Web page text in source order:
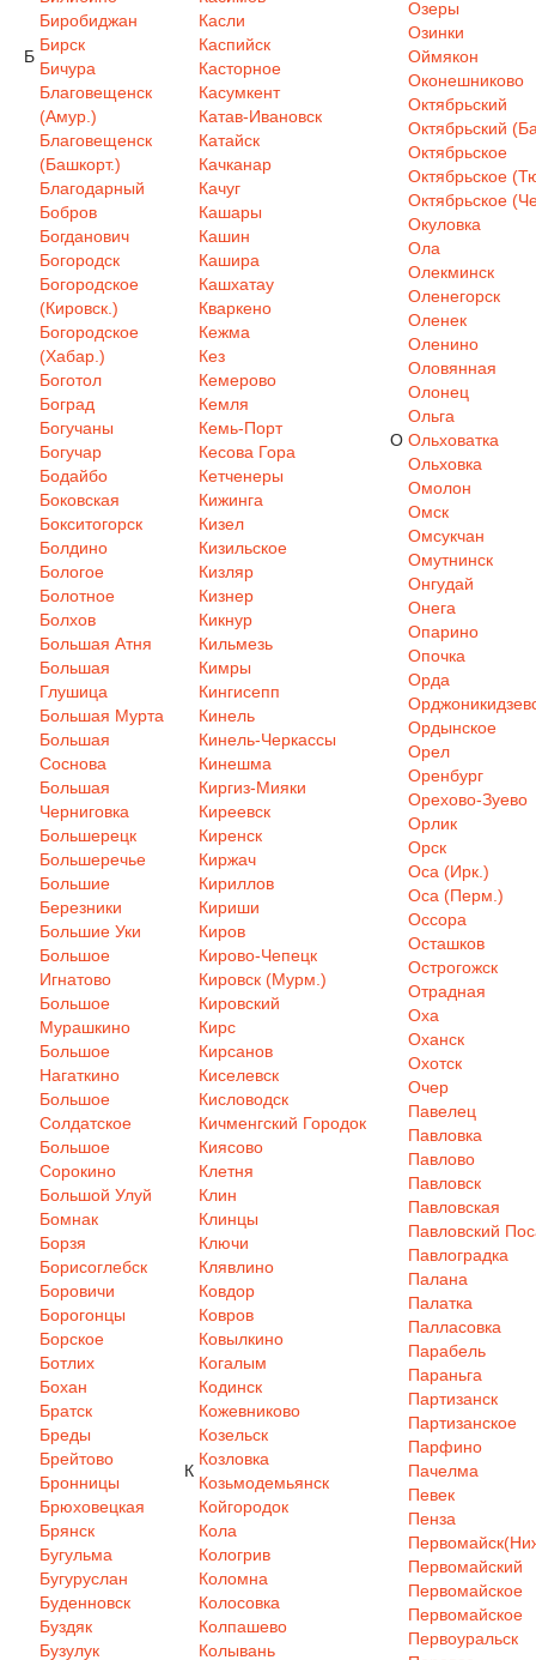
Б
Биробиджан
Бирск
Бичура
Благовещенск
(Амур.)
Благовещенск
(Башкорт.)
Благодарный
Бобров
Богданович
Богородск
Богородское
(Кировск.)
Богородское
(Хабар.)
Боготол
Боград
Богучаны
Богучар
Бодайбо
Боковская
Бокситогорск
Болдино
Бологое
Болотное
Болхов
Большая Атня
Большая
Глушица
Большая Мурта
Большая
Соснова
Большая
Черниговка
Большерецк
Большеречье
Большие
Березники
Большие Уки
Большое
Игнатово
Большое
Мурашкино
Большое
Нагаткино
Большое
Солдатское
Большое
Сорокино
Большой Улуй
Бомнак
Борзя
Борисоглебск
Боровичи
Борогонцы
Борское
Ботлих
Бохан
Братск
Бреды
Брейтово
Бронницы
Брюховецкая
Брянск
Бугульма
Бугуруслан
Буденновск
Буздяк
Бузулук
К
Касли
Каспийск
Касторное
Касумкент
Катав-Ивановск
Катайск
Качканар
Качуг
Кашары
Кашин
Кашира
Кашхатау
Кваркено
Кежма
Кез
Кемерово
Кемля
Кемь-Порт
Кесова Гора
Кетченеры
Кижинга
Кизел
Кизильское
Кизляр
Кизнер
Кикнур
Кильмезь
Кимры
Кингисепп
Кинель
Кинель-Черкассы
Кинешма
Киргиз-Мияки
Киреевск
Киренск
Киржач
Кириллов
Кириши
Киров
Кирово-Чепецк
Кировск (Мурм.)
Кировский
Кирс
Кирсанов
Киселевск
Кисловодск
Кичменгский Городок
Киясово
Клетня
Клин
Клинцы
Ключи
Клявлино
Ковдор
Ковров
Ковылкино
Когалым
Кодинск
Кожевниково
Козельск
Козловка
Козьмодемьянск
Койгородок
Кола
Кологрив
Коломна
Колосовка
Колпашево
Колывань
О
Озеры
Озинки
Оймякон
Оконешниково
Октябрьский
Октябрьский
Октябрьское
Октябрьское
Октябрьское
Окуловка
Ола
Олекминск
Оленегорск
Оленек
Оленино
Оловянная
Олонец
Ольга
Ольховатка
Ольховка
Омолон
Омск
Омсукчан
Омутнинск
Онгудай
Онега
Опарино
Опочка
Орда
Ордынское
Орел
Оренбург
Орехово-Зуево
Орлик
Орск
Оса (Ирк.)
Оса (Перм.)
Оссора
Осташков
Острогожск
Отрадная
Оха
Оханск
Охотск
Очер
Павелец
Павловка
Павлово
Павловск
Павловская
Павловский
Павлоградка
Палана
Палатка
Палласовка
Парабель
Параньга
Партизанск
Партизанское
Парфино
Пачелма
Певек
Пенза
Первомайский
Первомайское
Первомайское
Первоуральск